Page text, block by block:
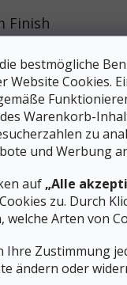
bestmögliche
Website Cookies.
Warenkorb-
zu
und Werbung
auf „Alle
zu. Durch
welche Arten von
Ihre Zustimmung
ändern oder
Finish
erhöhen die
bei
vom Fuß weg
Wasserdichtigkeit
auch bei
von
Einlegesohlestützt
zweistufige
die Belastung